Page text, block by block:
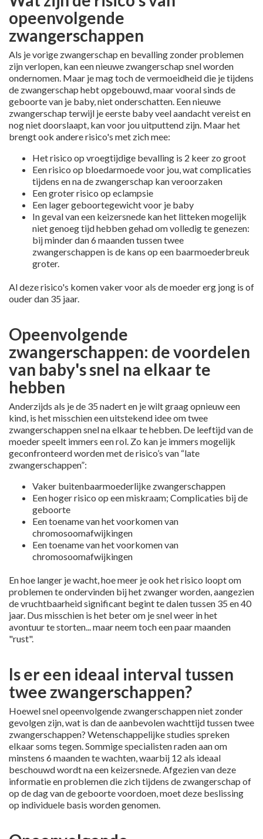
opeenvolgende
zwangerschappen
Als je vorige zwangerschap en bevalling zonder problemen
zijn verlopen, kan een nieuwe zwangerschap snel worden
ondernomen. Maar je mag toch de vermoeidheid die je tijdens
de zwangerschap hebt opgebouwd, maar vooral sinds de
geboorte van je baby, niet onderschatten. Een nieuwe
zwangerschap terwijl je eerste baby veel aandacht vereist en
nog niet doorslaapt, kan voor jou uitputtend zijn. Maar het
brengt ook andere risico's met zich mee:
Het risico op vroegtijdige bevalling is 2 keer zo groot
Een risico op bloedarmoede voor jou, wat complicaties
tijdens en na de zwangerschap kan veroorzaken
Een groter risico op eclampsie
Een lager geboortegewicht voor je baby
In geval van een keizersnede kan het litteken mogelijk
niet genoeg tijd hebben gehad om volledig te genezen:
bij minder dan 6 maanden tussen twee
zwangerschappen is de kans op een baarmoederbreuk
groter.
Al deze risico's komen vaker voor als de moeder erg jong is of
ouder dan 35 jaar.
Opeenvolgende
zwangerschappen: de voordelen
van baby's snel na elkaar te
hebben
Anderzijds als je de 35 nadert en je wilt graag opnieuw een
kind, is het misschien een uitstekend idee om twee
zwangerschappen snel na elkaar te hebben. De leeftijd van de
moeder speelt immers een rol. Zo kan je immers mogelijk
geconfronteerd worden met de risico’s van “late
zwangerschappen”:
Vaker buitenbaarmoederlijke zwangerschappen
Een hoger risico op een miskraam; Complicaties bij de
geboorte
Een toename van het voorkomen van
chromosoomafwijkingen
Een toename van het voorkomen van
chromosoomafwijkingen
En hoe langer je wacht, hoe meer je ook het risico loopt om
problemen te ondervinden bij het zwanger worden, aangezien
de vruchtbaarheid significant begint te dalen tussen 35 en 40
jaar. Dus misschien is het beter om je snel weer in het
avontuur te storten... maar neem toch een paar maanden
"rust".
Is er een ideaal interval tussen
twee zwangerschappen?
Hoewel snel opeenvolgende zwangerschappen niet zonder
gevolgen zijn, wat is dan de aanbevolen wachttijd tussen twee
zwangerschappen? Wetenschappelijke studies spreken
elkaar soms tegen. Sommige specialisten raden aan om
minstens 6 maanden te wachten, waarbij 12 als ideaal
beschouwd wordt na een keizersnede. Afgezien van deze
informatie en problemen die zich tijdens de zwangerschap of
op de dag van de geboorte voordoen, moet deze beslissing
op individuele basis worden genomen.